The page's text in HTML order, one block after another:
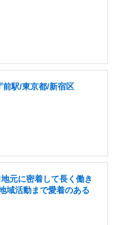
前駅/東京都/新宿区
元に密着して長く働き
域活動まで愛着のある